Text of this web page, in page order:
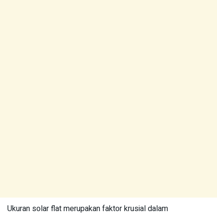
Ukuran solar flat merupakan faktor krusial dalam